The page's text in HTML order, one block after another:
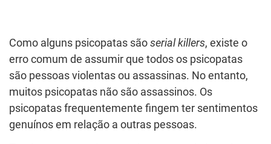
Como alguns psicopatas são serial killers, existe o
erro comum de assumir que todos os psicopatas
são pessoas violentas ou assassinas. No entanto,
muitos psicopatas não são assassinos. Os
psicopatas frequentemente fingem ter sentimentos
genuínos em relação a outras pessoas.